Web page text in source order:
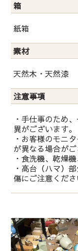
箱
紙箱
素材
天然木・天然漆
注意事項
・手仕事のため
異がございます。
・お客様のモニ
が異なる場合がご
・食洗機、乾燥
・高台（ハマ）
傷にご注意くだ